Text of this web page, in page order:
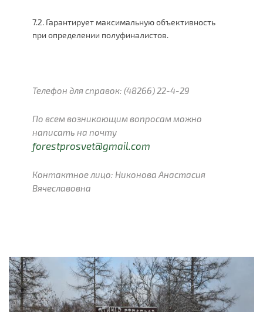
7.2. Гарантирует максимальную объективность
при определении полуфиналистов.
Телефон для справок: (48266) 22-4-29
По всем возникающим вопросам можно
написать на почту
forestprosvet@gmail.com
Контактное лицо: Никонова Анастасия
Вячеславовна